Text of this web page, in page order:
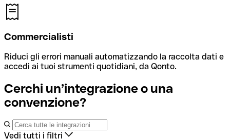
Commercialisti
Riduci gli errori manuali automatizzando la raccolta dati e
accedi ai tuoi strumenti quotidiani, da Qonto.
Cerchi un’integrazione o una
convenzione?
Vedi tutti i filtri